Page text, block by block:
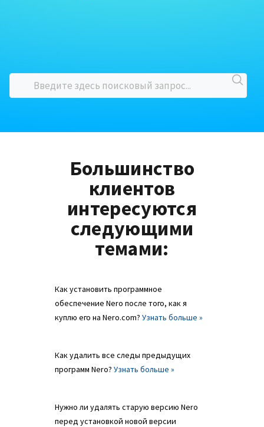
Большинство
клиентов
интересуются
следующими
темами:
Как установить программное
обеспечение Nero после того, как я
куплю его на Nero.com? Узнать больше »
Как удалить все следы предыдущих
программ Nero? Узнать больше »
Нужно ли удалять старую версию Nero
перед установкой новой версии